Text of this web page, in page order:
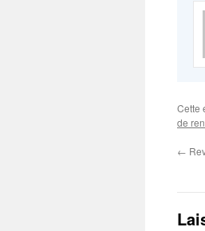
Cette
de
←